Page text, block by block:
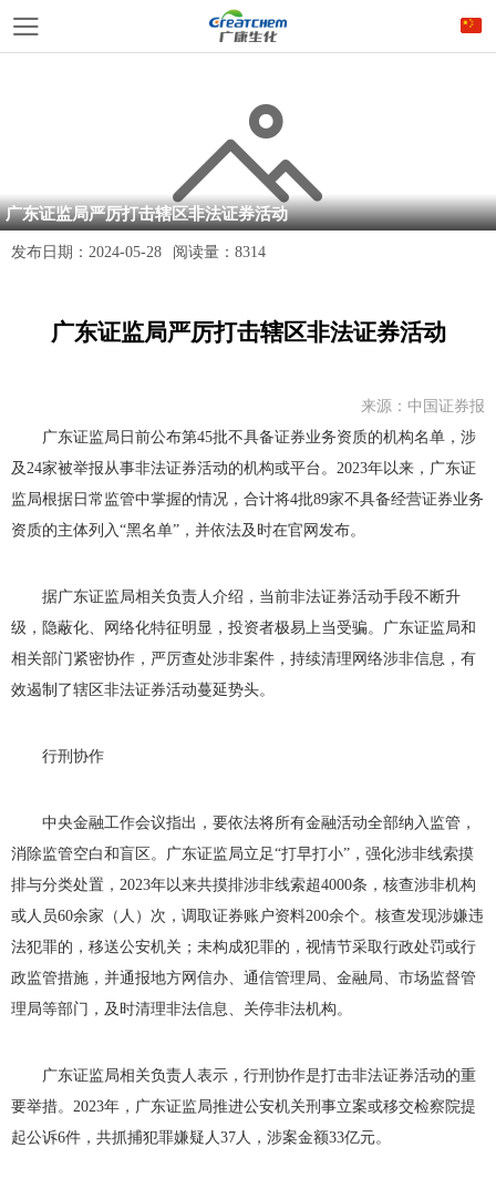
广东证监局严厉打击辖区非法证券活动
发布日期： 2024-05-28 阅读量： 8314
广东证监局严厉打击辖区非法证券活动
来源：中国证券报
广东证监局日前公布第45批不具备证券业务资质的机构名单，涉
及24家被举报从事非法证券活动的机构或平台。 2023年以来，广东证
监局根据日常监管中掌握的情况，合计将4批89家不具备经营证券业务
资质的主体列入“黑名单”，并依法及时在官网发布。
据广东证监局相关负责人介绍，当前非法证券活动手段不断升
级，隐蔽化、网络化特征明显，投资者极易上当受骗。广东证监局和
相关部门紧密协作，严厉查处涉非案件，持续清理网络涉非信息，有
效遏制了辖区非法证券活动蔓延势头。
行刑协作
中央金融工作会议指出，要依法将所有金融活动全部纳入监管，
消除监管空白和盲区。广东证监局立足“打早打小”，强化涉非线索摸
排与分类处置， 2023年以来共摸排涉非线索超4000条，核查涉非机构
或人员60余家（人）次，调取证券账户资料200余个。核查发现涉嫌违
法犯罪的，移送公安机关；未构成犯罪的，视情节采取行政处罚或行
政监管措施，并通报地方网信办、通信管理局、金融局、市场监督管
理局等部门，及时清理非法信息、关停非法机构。
广东证监局相关负责人表示，行刑协作是打击非法证券活动的重
要举措。 2023年，广东证监局推进公安机关刑事立案或移交检察院提
起公诉6件，共抓捕犯罪嫌疑人37人，涉案金额33亿元。